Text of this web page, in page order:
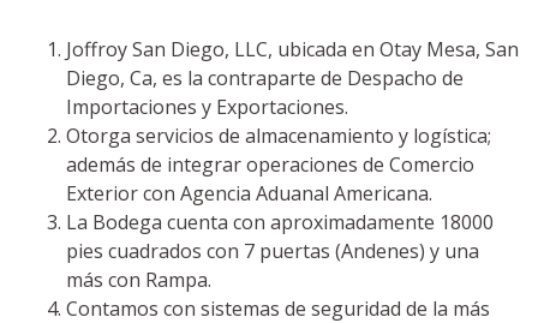
Joffroy San Diego, LLC, ubicada en Otay Mesa, San
Diego, Ca, es la contraparte de Despacho de
Importaciones y Exportaciones.
Otorga servicios de almacenamiento y logística;
además de integrar operaciones de Comercio
Exterior con Agencia Aduanal Americana.
La Bodega cuenta con aproximadamente 18000
pies cuadrados con 7 puertas (Andenes) y una
más con Rampa.
Contamos con sistemas de seguridad de la más